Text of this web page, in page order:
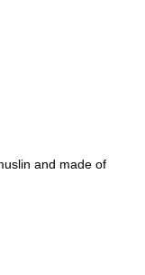
and made of